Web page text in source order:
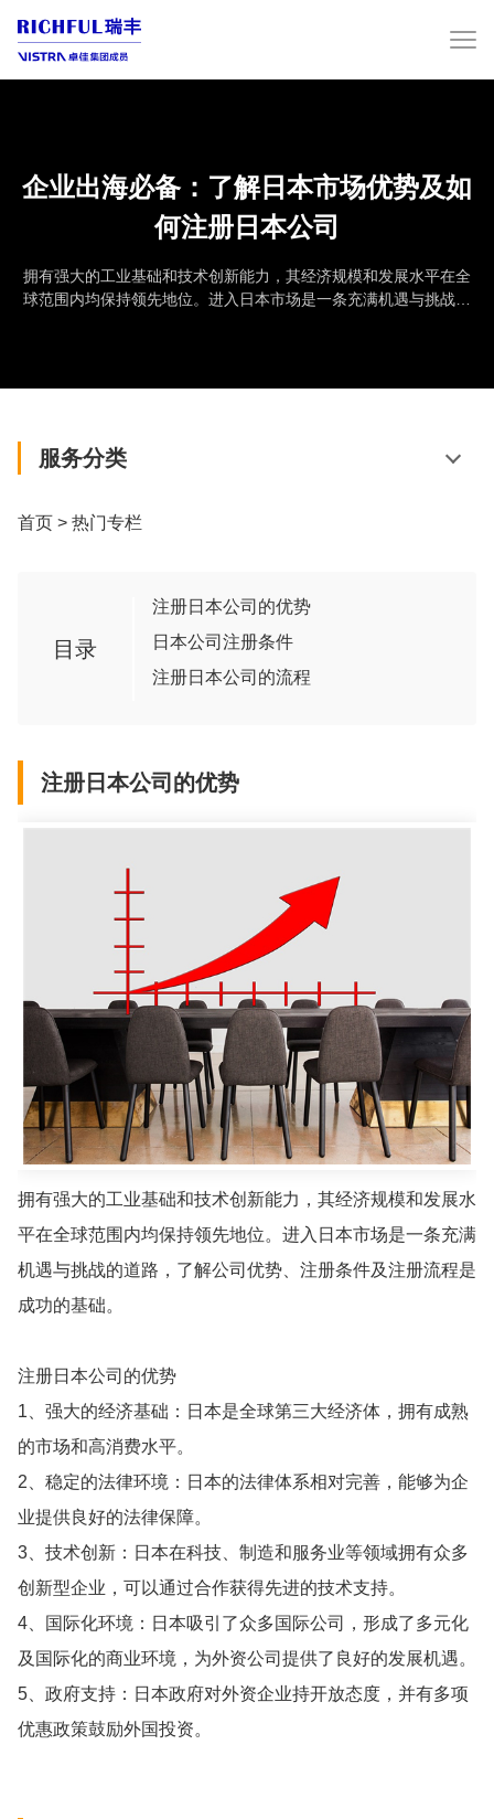
企业出海必备：了解日本市场优势及如
何注册日本公司
拥有强大的工业基础和技术创新能力，其经济规模和发展水平在全
球范围内均保持领先地位。‌进入日本市场是一条充满机遇与挑战的
对完善，能够为企业提供良好的法律保障。3、技术创新：日本在科
服务分类
首页 > 热门专栏
目录
注册日本公司的优势
日本公司注册条件
注册日本公司的流程
注册日本公司的优势
拥有强大的工业基础和技术创新能力，其经济规模和发展水
平在全球范围内均保持领先地位。‌进入日本市场是一条充满
机遇与挑战的道路，了解公司优势、注册条件及注册流程是
成功的基础。
注册日本公司的优势
1、强大的经济基础：日本是全球第三大经济体，拥有成熟
的市场和高消费水平。
2、稳定的法律环境：日本的法律体系相对完善，能够为企
业提供良好的法律保障。
3、技术创新：日本在科技、制造和服务业等领域拥有众多
创新型企业，可以通过合作获得先进的技术支持。
4、国际化环境：日本吸引了众多国际公司，形成了多元化
及国际化的商业环境，为外资公司提供了良好的发展机遇。
5、政府支持：日本政府对外资企业持开放态度，并有多项
优惠政策鼓励外国投资。